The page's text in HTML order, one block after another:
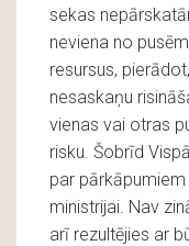
sekas
neviena no
resursus,
nesaskaņu
vienas vai otras
risku. Šobrīd
par
ministrijai. Nav
arī rezultējies ar